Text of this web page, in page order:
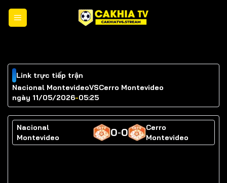
Chuyển
đến
Link trực tiếp trận
Nacional MontevideoVSCerro Montevideo
ngày 11/05/2026-05:25
Nacional
Montevideo
0-0
Cerro
Montevideo